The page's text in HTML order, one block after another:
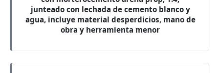
junteado con lechada de cemento blanco y
agua, incluye material desperdicios, mano de
obra y herramienta menor